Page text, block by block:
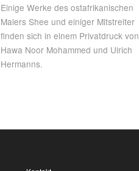
Einige Werke des ostafrikanischen
Malers Shee und einiger Mitstreiter
finden sich in einem Privatdruck von
Hawa Noor Mohammed und Ulrich
Hermanns.